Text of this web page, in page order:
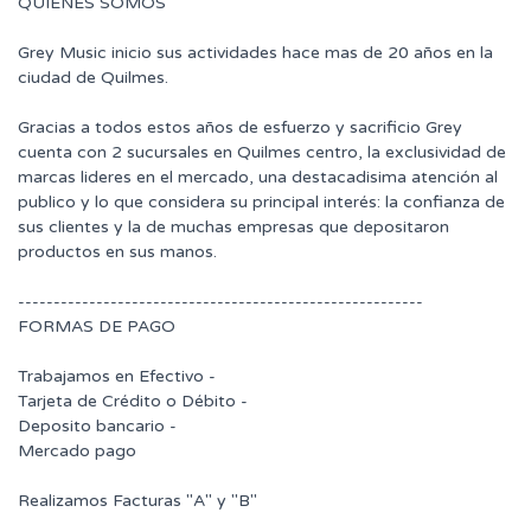
Grey Music inicio sus actividades hace mas de 20 años en la
ciudad de Quilmes.
Gracias a todos estos años de esfuerzo y sacrificio Grey
cuenta con 2 sucursales en Quilmes centro, la exclusividad de
marcas lideres en el mercado, una destacadisima atención al
publico y lo que considera su principal interés: la confianza de
sus clientes y la de muchas empresas que depositaron
productos en sus manos.
---------------------------------------------------------
FORMAS DE PAGO
Trabajamos en Efectivo -
Tarjeta de Crédito o Débito -
Deposito bancario -
Mercado pago
Realizamos Facturas "A" y "B"